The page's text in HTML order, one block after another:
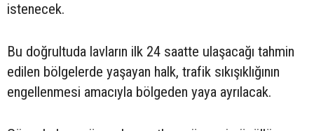
istenecek.
Bu doğrultuda lavların ilk 24 saatte ulaşacağı tahmin
edilen bölgelerde yaşayan halk, trafik sıkışıklığının
engellenmesi amacıyla bölgeden yaya ayrılacak.